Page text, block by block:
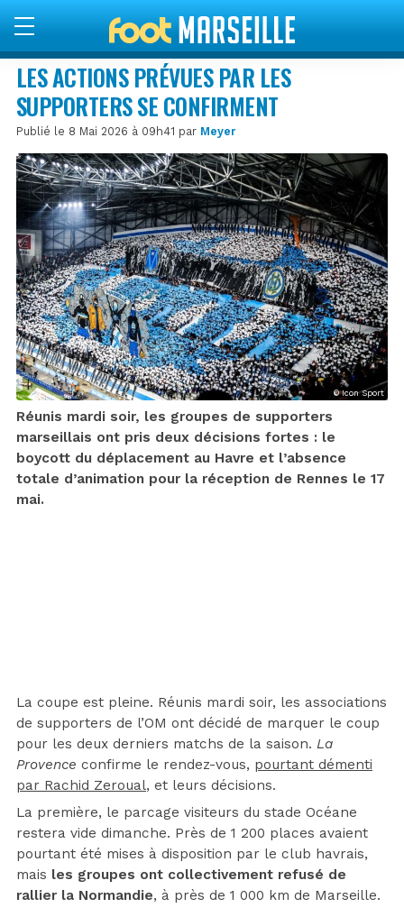
LES ACTIONS PRÉVUES PAR LES
SUPPORTERS SE CONFIRMENT
Publié le 8 Mai 2026 à 09h41 par Meyer
© Icon Sport
Réunis mardi soir, les groupes de supporters
marseillais ont pris deux décisions fortes : le
boycott du déplacement au Havre et l’absence
totale d’animation pour la réception de Rennes le 17
mai.
La coupe est pleine. Réunis mardi soir, les associations
de supporters de l’OM ont décidé de marquer le coup
pour les deux derniers matchs de la saison. La
Provence confirme le rendez-vous, pourtant démenti
par Rachid Zeroual, et leurs décisions.
La première, le parcage visiteurs du stade Océane
restera vide dimanche. Près de 1 200 places avaient
pourtant été mises à disposition par le club havrais,
mais les groupes ont collectivement refusé de
rallier la Normandie, à près de 1 000 km de Marseille.